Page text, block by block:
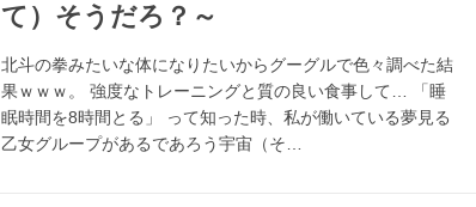
て）そうだろ？～
北斗の拳みたいな体になりたいからグーグルで色々調べた結
果ｗｗｗ。 強度なトレーニングと質の良い食事して… 「睡
眠時間を8時間とる」 って知った時、私が働いている夢見る
乙女グループがあるであろう宇宙（そ…